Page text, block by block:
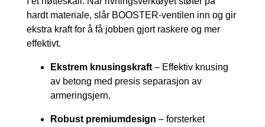
hardt materiale, slår BOOSTER-ventilen inn og gir
ekstra kraft for å få jobben gjort raskere og mer
effektivt.
Ekstrem knusingskraft – Effektiv knusing
av betong med presis separasjon av
armeringsjern.
Robust premiumdesign – forsterket